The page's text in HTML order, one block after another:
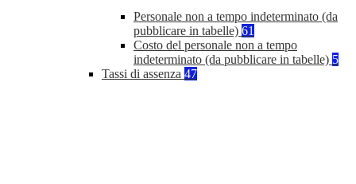
Personale non a tempo indeterminato (da
pubblicare in tabelle) 61
Costo del personale non a tempo
indeterminato (da pubblicare in tabelle) 5
Tassi di assenza 47